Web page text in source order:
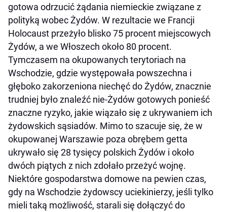
gotowa odrzucić żądania niemieckie związane z
polityką wobec Żydów. W rezultacie we Francji
Holocaust przeżyło blisko 75 procent miejscowych
Żydów, a we Włoszech około 80 procent.
Tymczasem na okupowanych terytoriach na
Wschodzie, gdzie występowała powszechna i
głęboko zakorzeniona niechęć do Żydów, znacznie
trudniej było znaleźć nie-Żydów gotowych ponieść
znaczne ryzyko, jakie wiązało się z ukrywaniem ich
żydowskich sąsiadów. Mimo to szacuje się, że w
okupowanej Warszawie poza obrębem getta
ukrywało się 28 tysięcy polskich Żydów i około
dwóch piątych z nich zdołało przeżyć wojnę.
Niektóre gospodarstwa domowe na pewien czas,
gdy na Wschodzie żydowscy uciekinierzy, jeśli tylko
mieli taką możliwość, starali się dołączyć do